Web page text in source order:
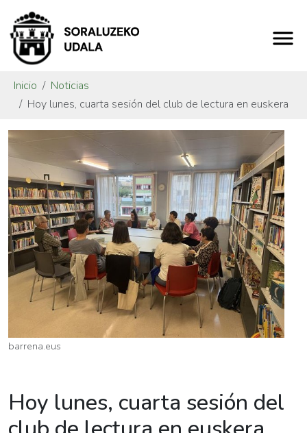
Inicio
Noticias
Hoy lunes, cuarta sesión del club de lectura en euskera
barrena.eus
Hoy lunes, cuarta sesión del